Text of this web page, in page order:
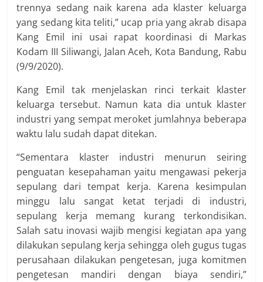
trennya sedang naik karena ada klaster keluarga
yang sedang kita teliti,” ucap pria yang akrab disapa
Kang Emil ini usai rapat koordinasi di Markas
Kodam III Siliwangi, Jalan Aceh, Kota Bandung, Rabu
(9/9/2020).
Kang Emil tak menjelaskan rinci terkait klaster
keluarga tersebut. Namun kata dia untuk klaster
industri yang sempat meroket jumlahnya beberapa
waktu lalu sudah dapat ditekan.
“Sementara klaster industri menurun seiring
penguatan kesepahaman yaitu mengawasi pekerja
sepulang dari tempat kerja. Karena kesimpulan
minggu lalu sangat ketat terjadi di industri,
sepulang kerja memang kurang terkondisikan.
Salah satu inovasi wajib mengisi kegiatan apa yang
dilakukan sepulang kerja sehingga oleh gugus tugas
perusahaan dilakukan pengetesan, juga komitmen
pengetesan mandiri dengan biaya sendiri,”